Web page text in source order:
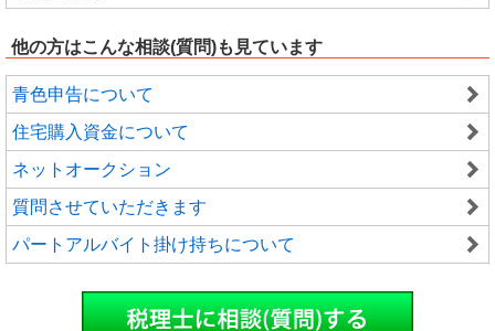
他の方はこんな相談(質問)も見ています
青色申告について
住宅購入資金について
ネットオークション
質問させていただきます
パートアルバイト掛け持ちについて